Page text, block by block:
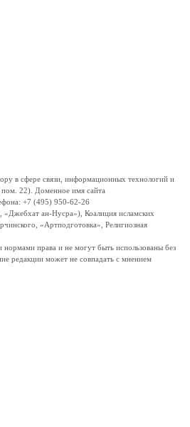
в сфере связи, информационных технологий и
22). Доменное имя сайта
+7 (495) 950-62-26
ан-Нусра»), Коалиция исламских
«Артподготовка», Религиозная
права и не могут быть использованы без
редакции может не совпадать с мнением